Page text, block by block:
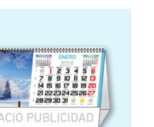
chosen
on
the
product
page